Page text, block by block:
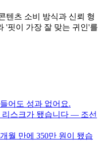
텐츠 소비 방식과 신뢰 형
'핏이 가장 잘 맞는 귀인'를
어도 성과 없어요.
리스크가 됐습니다 — 조선
월 만에 350만 원이 됐습